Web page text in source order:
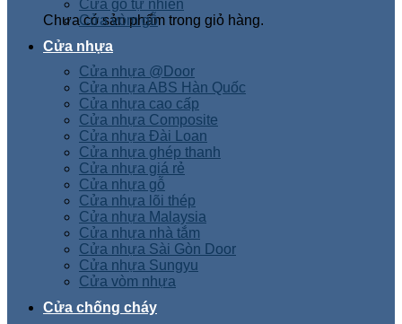
Chưa có sản phẩm trong giỏ hàng.
Cửa gỗ tự nhiên
Cửa vòm gỗ
Cửa nhựa
Cửa nhựa @Door
Cửa nhựa ABS Hàn Quốc
Cửa nhựa cao cấp
Cửa nhựa Composite
Cửa nhựa Đài Loan
Cửa nhựa ghép thanh
Cửa nhựa giá rẻ
Cửa nhựa gỗ
Cửa nhựa lõi thép
Cửa nhựa Malaysia
Cửa nhựa nhà tắm
Cửa nhựa Sài Gòn Door
Cửa nhựa Sungyu
Cửa vòm nhựa
Cửa chống cháy